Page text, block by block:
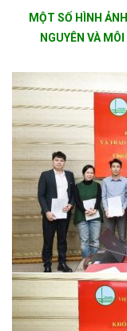
MỘT SỐ HÌNH
NGUYÊN VÀ